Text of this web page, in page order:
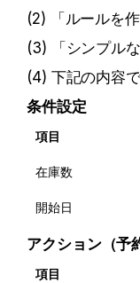
(2) 「ルールを
(3) 「シンプル
(4) 下記の内容
条件設定
項目
在庫数
開始日
アクション（予
項目